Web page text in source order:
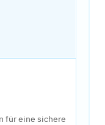
für eine sichere